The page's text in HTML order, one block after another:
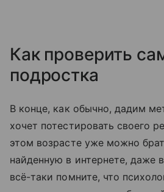
Как проверить
подростка
В конце, как обычно, дадим
хочет потестировать своего
этом возрасте уже можно
найденную в интернете, даже
всё-таки помните, что